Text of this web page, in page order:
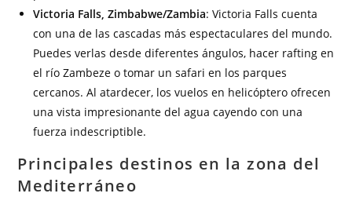
Victoria Falls, Zimbabwe/Zambia: Victoria Falls cuenta
con una de las cascadas más espectaculares del mundo.
Puedes verlas desde diferentes ángulos, hacer rafting en
el río Zambeze o tomar un safari en los parques
cercanos. Al atardecer, los vuelos en helicóptero ofrecen
una vista impresionante del agua cayendo con una
fuerza indescriptible.
Principales destinos en la zona del
Mediterráneo